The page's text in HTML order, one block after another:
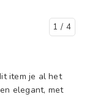
1 / 4
item je al het
elegant, met